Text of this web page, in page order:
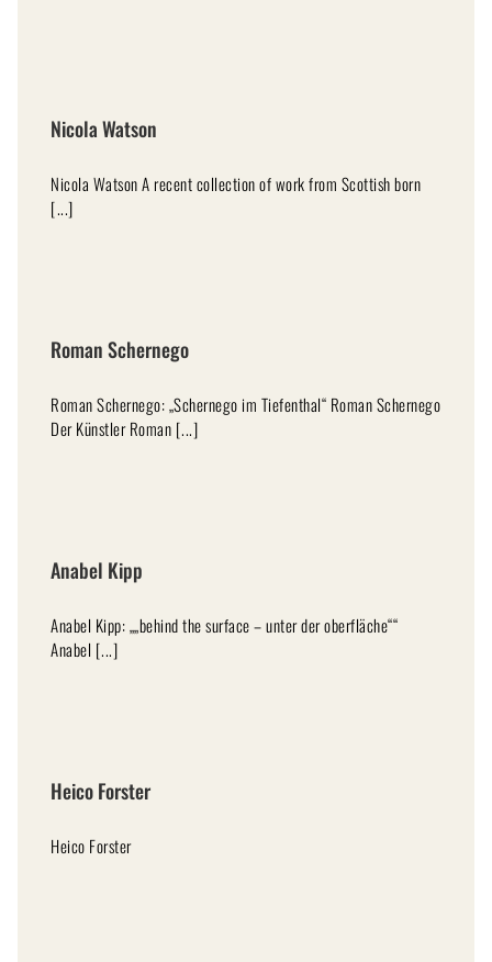
Nicola Watson
Nicola Watson A recent collection of work from Scottish born
[...]
Roman Schernego
Roman Schernego: „Schernego im Tiefenthal“ Roman Schernego
Der Künstler Roman [...]
Anabel Kipp
Anabel Kipp: „„behind the surface – unter der oberfläche““
Anabel [...]
Heico Forster
Heico Forster